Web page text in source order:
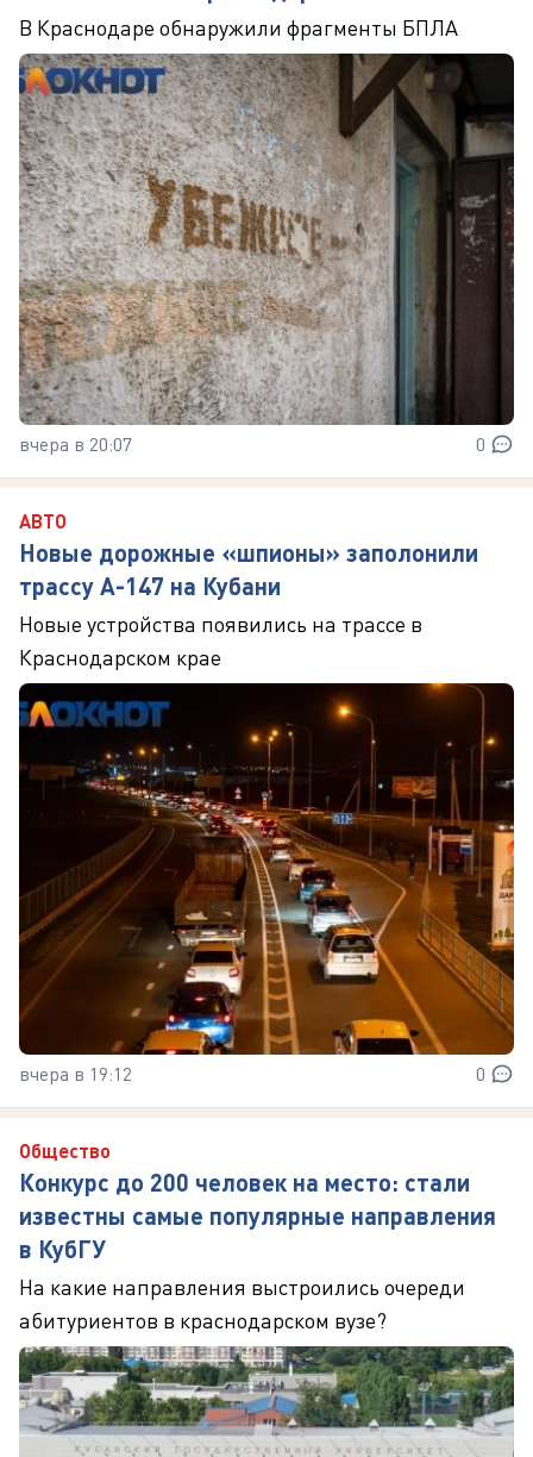
В Краснодаре обнаружили фрагменты БПЛА
вчера в 20:07 0
АВТО
Новые дорожные «шпионы» заполонили
трассу А-147 на Кубани
Новые устройства появились на трассе в
Краснодарском крае
вчера в 19:12 0
Общество
Конкурс до 200 человек на место: стали
известны самые популярные направления
в КубГУ
На какие направления выстроились очереди
абитуриентов в краснодарском вузе?